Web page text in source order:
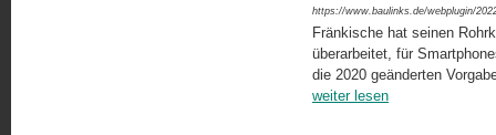
https://www.baulinks.de/webplugin/
Fränkische hat seinen
überarbeitet, für
die 2020 geänderten
weiter lesen